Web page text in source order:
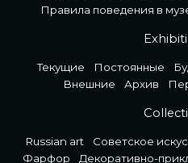
Правила поведения в
Текущие Постоянные
Внешние
Архив
Russian art Советское
Фарфор
Декоративно-